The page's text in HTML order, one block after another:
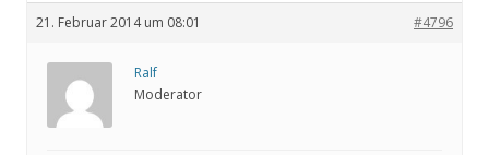
21. Februar 2014 um 08:01 #4796
Ralf
Moderator